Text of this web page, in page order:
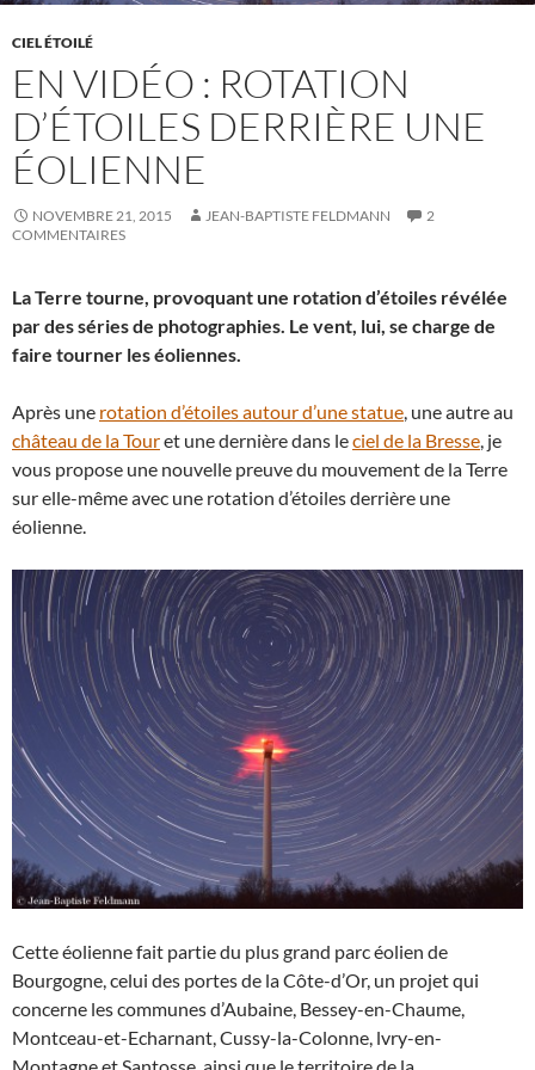
CIEL ÉTOILÉ
EN VIDÉO : ROTATION
D’ÉTOILES DERRIÈRE UNE
ÉOLIENNE
NOVEMBRE 21, 2015 JEAN-BAPTISTE FELDMANN
2
COMMENTAIRES
La Terre tourne, provoquant une rotation d’étoiles révélée
par des séries de photographies. Le vent, lui, se charge de
faire tourner les éoliennes.
Après une rotation d’étoiles autour d’une statue, une autre au
château de la Touret une dernière dans leciel de la Bresse, je
vous propose une nouvelle preuve du mouvement de la Terre
sur elle-même avec une rotation d’étoiles derrière une
éolienne.
Cette éolienne fait partie du plus grand parc éolien de
Bourgogne, celui des portes de la Côte-d’Or, un projet qui
concerne les communes d’Aubaine, Bessey-en-Chaume,
Montceau-et-Echarnant, Cussy-la-Colonne, lvry-en-